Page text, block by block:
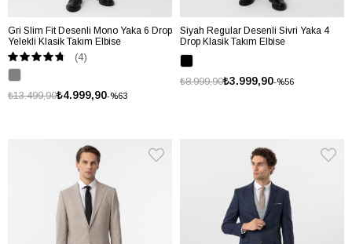
Gri Slim Fit Desenli Mono Yaka 6 Drop
Yelekli Klasik Takım Elbise
(4)
%63
₺4.999,90
₺13.499,90
Siyah Regular Desenli Sivri Yaka 4
Drop Klasik Takım Elbise
%56
₺3.999,90
₺8.999,90